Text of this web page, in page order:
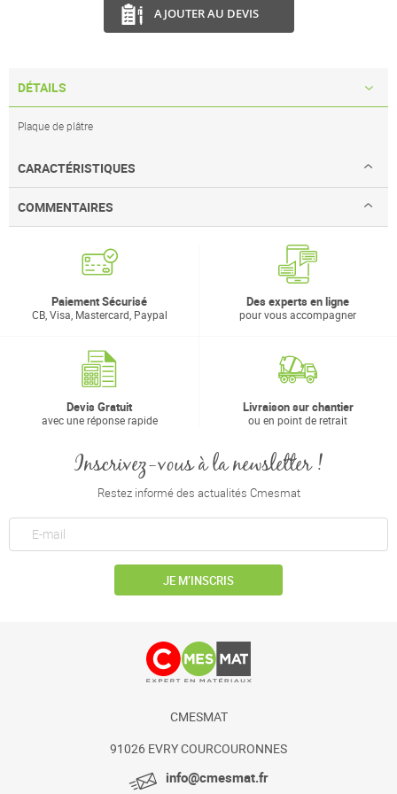
AJOUTER AU DEVIS
DÉTAILS
Plaque de plâtre
CARACTÉRISTIQUES
COMMENTAIRES
Paiement Sécurisé
CB, Visa, Mastercard, Paypal
Des experts en ligne
pour vous accompagner
Devis Gratuit
avec une réponse rapide
Livraison sur chantier
ou en point de retrait
Inscrivez-vous à la newsletter !
Restez informé des actualités Cmesmat
JE M’INSCRIS
CMESMAT
91026 EVRY COURCOURONNES
info@cmesmat.fr